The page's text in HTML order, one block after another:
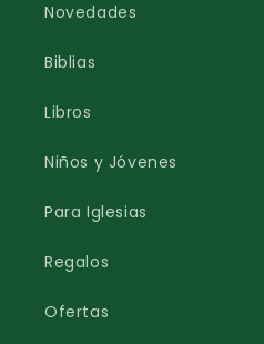
Novedades
Biblias
Libros
Niños y Jóvenes
Para Iglesias
Regalos
Ofertas